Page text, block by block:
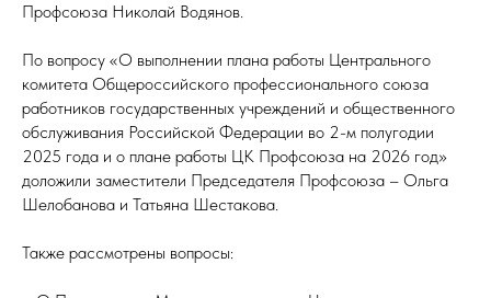
Профсоюза Николай Водянов.
По вопросу «О выполнении плана работы Центрального
комитета Общероссийского профессионального союза
работников государственных учреждений и общественного
обслуживания Российской Федерации во 2-м полугодии
2025 года и о плане работы ЦК Профсоюза на 2026 год»
доложили заместители Председателя Профсоюза – Ольга
Шелобанова и Татьяна Шестакова.
Также рассмотрены вопросы: